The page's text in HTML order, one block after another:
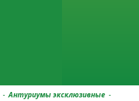
- Антуриумы эксклюзивные -